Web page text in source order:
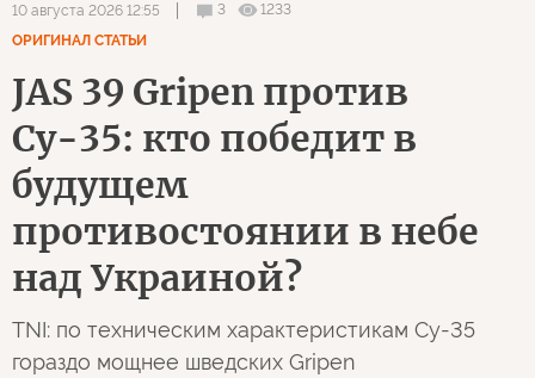
10 августа 2026 12:55 3
1233
ОРИГИНАЛ СТАТЬИ
JAS 39 Gripen против
Су-35: кто победит в
будущем
противостоянии в небе
над Украиной?
TNI: по техническим характеристикам Су-35
гораздо мощнее шведских Gripen